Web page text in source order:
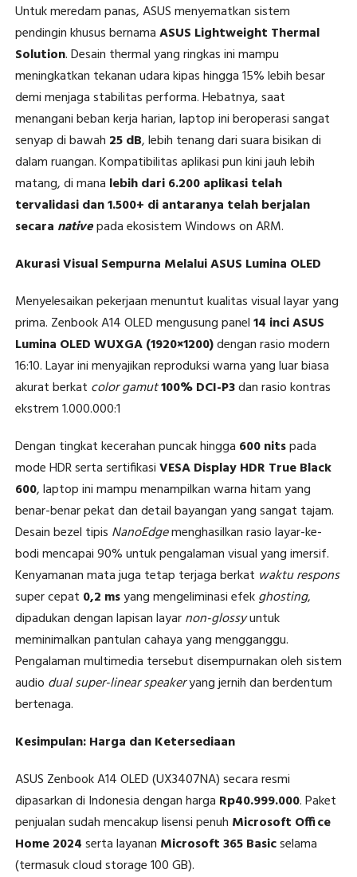
Untuk meredam panas, ASUS menyematkan sistem
pendingin khusus bernamaASUS Lightweight Thermal
Solution. Desain thermal yang ringkas ini mampu
meningkatkan tekanan udara kipas hingga 15% lebih besar
demi menjaga stabilitas performa. Hebatnya, saat
menangani beban kerja harian, laptop ini beroperasi sangat
senyap di bawah 25 dB, lebih tenang dari suara bisikan di
dalam ruangan. Kompatibilitas aplikasi pun kini jauh lebih
matang, di mana lebih dari 6.200 aplikasi telah
tervalidasi dan 1.500+ di antaranya telah berjalan
secara nativepada ekosistem Windows on ARM.
Akurasi Visual Sempurna Melalui ASUS Lumina OLED
Menyelesaikan pekerjaan menuntut kualitas visual layar yang
prima. Zenbook A14 OLED mengusung panel14 inci ASUS
Lumina OLED WUXGA (1920×1200)dengan rasio modern
16:10. Layar ini menyajikan reproduksi warna yang luar biasa
akurat berkat color gamut100% DCI-P3dan rasio kontras
ekstrem 1.000.000:1
Dengan tingkat kecerahan puncak hingga 600 nitspada
mode HDR serta sertifikasiVESA Display HDR True Black
600, laptop ini mampu menampilkan warna hitam yang
benar-benar pekat dan detail bayangan yang sangat tajam.
Desain bezel tipis NanoEdgemenghasilkan rasio layar-ke-
bodi mencapai 90% untuk pengalaman visual yang imersif.
Kenyamanan mata juga tetap terjaga berkat waktu respons
super cepat 0,2 msyang mengeliminasi efekghosting,
dipadukan dengan lapisan layarnon-glossyuntuk
meminimalkan pantulan cahaya yang mengganggu.
Pengalaman multimedia tersebut disempurnakan oleh sistem
audio dual super-linear speakeryang jernih dan berdentum
bertenaga.
Kesimpulan: Harga dan Ketersediaan
ASUS Zenbook A14 OLED (UX3407NA) secara resmi
dipasarkan di Indonesia dengan harga Rp40.999.000. Paket
penjualan sudah mencakup lisensi penuh Microsoft Office
Home 2024serta layanan Microsoft 365 Basicselama
(termasuk cloud storage 100 GB).